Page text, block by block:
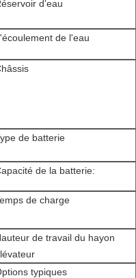
d'eau
de l'eau
de batterie
de la batterie:
de charge
de travail du hayon
typiques